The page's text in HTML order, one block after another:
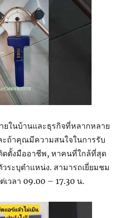
ยในบ้านและธุรกิจที่หลากหลาย
ะถ้าคุณมีความสนใจในการรับ
ดตั้งมืออาชีพ, หาคนที่ใกล้ที่สุด
วระบุตําแหน่ง. สามารถเยี่ยมชม
เวลา 09.00 – 17.30 น.